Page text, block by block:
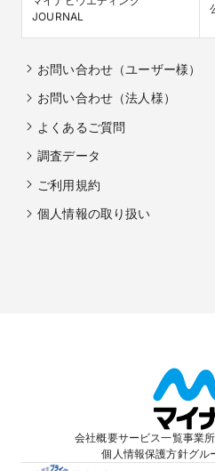
JOURNAL
お問い合わせ（ユーザー様）
お問い合わせ（法人様）
よくあるご質問
調査データ
ご利用規約
個人情報の取り扱い
会社概要サービス一覧事業
個人情報保護方針グル